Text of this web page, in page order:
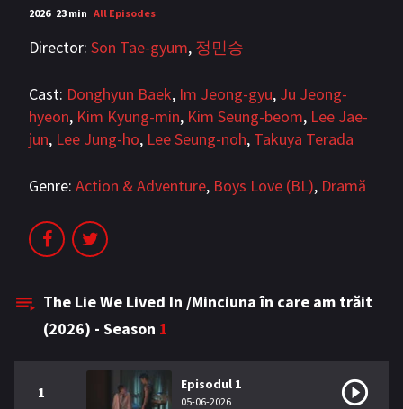
Înregistrează-te Autentificare
Contul meu Ieși
2026 23 min All Episodes
Director: Son Tae-gyum, 정민승
Cast: Donghyun Baek, Im Jeong-gyu, Ju Jeong-
hyeon, Kim Kyung-min, Kim Seung-beom, Lee Jae-
jun, Lee Jung-ho, Lee Seung-noh, Takuya Terada
Genre: Action & Adventure, Boys Love (BL), Dramă
The Lie We Lived In /Minciuna în care am trăit
(2026) - Season 1
1 Episodul 1
05-06-2026